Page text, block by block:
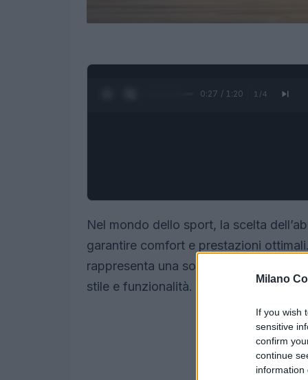
Milano
If you wish
sensitive
confirm
continue
information
0:28 / 1:20 1 /4
Nel mondo dello sport, la scelta
garantire comfort e prestazioni
rappresenta una soluzione ideale per
stile e funzionalità.